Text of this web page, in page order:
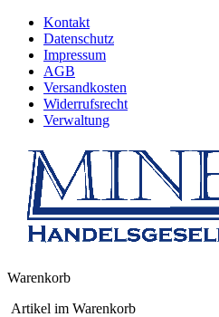
Kontakt
Datenschutz
Impressum
AGB
Versandkosten
Widerrufsrecht
Verwaltung
Warenkorb
Artikel im Warenkorb